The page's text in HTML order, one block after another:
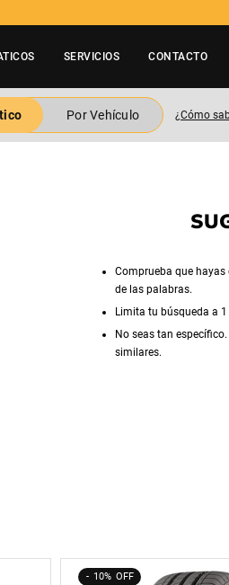
SERVICIOS CONTACTO
Por Vehículo ¿Cómo
Comprueba que
de las palabras.
Limita tu búsqueda a
No seas tan
similares.
10%
TÉRMINOS
.
195